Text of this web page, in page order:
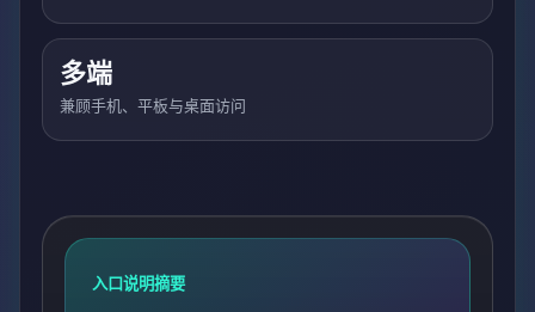
多端
兼顾手机、平板与桌面访问
入口说明摘要